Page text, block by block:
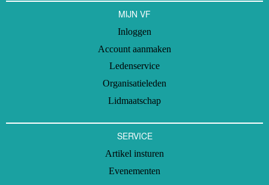
MIJN VF
Inloggen
Account aanmaken
Ledenservice
Organisatieleden
Lidmaatschap
SERVICE
Artikel insturen
Evenementen